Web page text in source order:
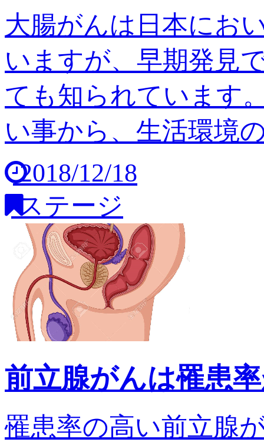
大腸がんは日本にお
いますが、早期発見
ても知られています
い事から、生活環境
2018/12/18
ステージ
前立腺がんは罹患
罹患率の高い前立腺